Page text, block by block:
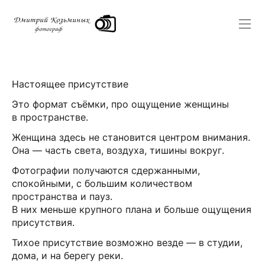
Настоящее присутствие
Это формат съёмки, про ощущение женщины
в пространстве.
Женщина здесь не становится центром внимания.
Она — часть света, воздуха, тишины вокруг.
Фотографии получаются сдержанными,
спокойными, с большим количеством
пространства и пауз.
В них меньше крупного плана и больше ощущения
присутствия.
Тихое присутствие возможно везде — в студии,
дома, и на берегу реки.